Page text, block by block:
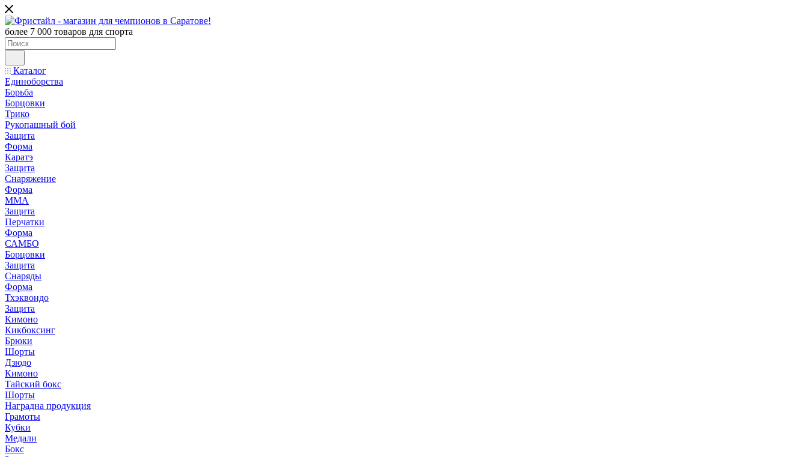
более 7 000 товаров для спорта
Каталог
Единоборства
Борьба
Борцовки
Трико
Рукопашный бой
Защита
Форма
Каратэ
Защита
Снаряжение
Форма
ММА
Защита
Перчатки
Форма
САМБО
Борцовки
Защита
Снаряды
Форма
Тхэквондо
Защита
Кимоно
Кикбоксинг
Брюки
Шорты
Дзюдо
Кимоно
Тайский бокс
Шорты
Наградна продукция
Грамоты
Кубки
Медали
Бокс